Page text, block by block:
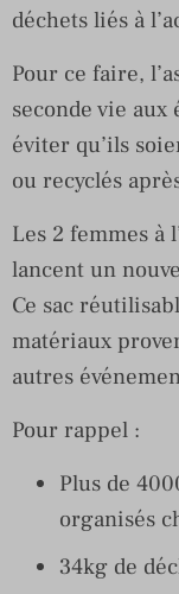
déchets liés à
Pour ce faire,
seconde vie
éviter qu’ils
ou recyclés
Les 2 femmes à
lancent un
Ce sac
matériaux
autres
Pour rappel :
Plus de
organisés
34kg de